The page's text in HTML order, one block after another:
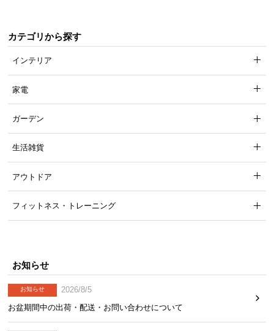
フレームの底面に樹脂製の保護パーツが付いている
カテゴリから探す
インテリア
家電
ガーデン
生活雑貨
アウトドア
フィットネス・トレーニング
お知らせ
お知らせ
2026/8/5
お盆期間中の出荷・配送・お問い合わせについて